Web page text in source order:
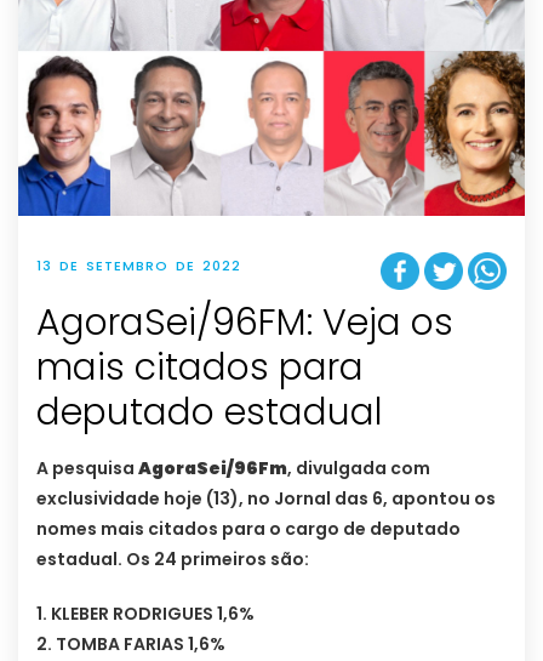
13 DE SETEMBRO DE 2022
AgoraSei/96FM: Veja os
mais citados para
deputado estadual
A pesquisa AgoraSei/96Fm, divulgada com
exclusividade hoje (13), no Jornal das 6, apontou os
nomes mais citados para o cargo de deputado
estadual. Os 24 primeiros são:
1. KLEBER RODRIGUES 1,6%
2. TOMBA FARIAS 1,6%